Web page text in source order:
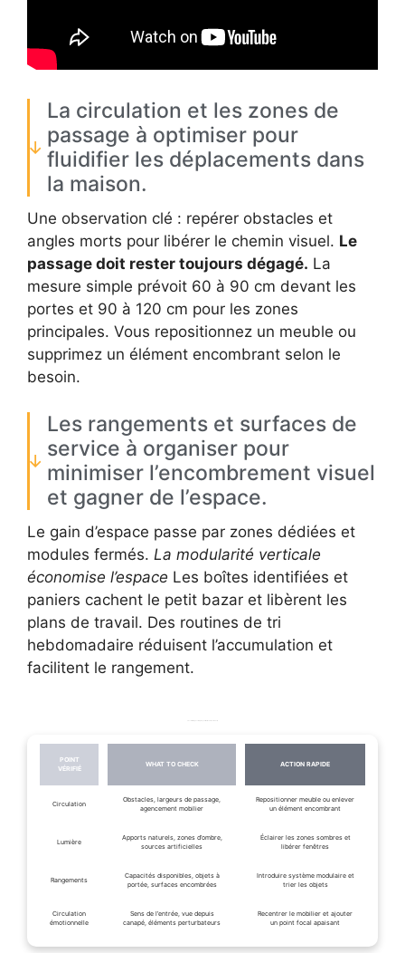
La circulation et les zones de
passage à optimiser pour
fluidifier les déplacements dans
la maison.
Une observation clé : repérer obstacles et
angles morts pour libérer le chemin visuel. Le
passage doit rester toujours dégagé. La
mesure simple prévoit 60 à 90 cm devant les
portes et 90 à 120 cm pour les zones
principales. Vous repositionnez un meuble ou
supprimez un élément encombrant selon le
besoin.
Les rangements et surfaces de
service à organiser pour
minimiser l’encombrement visuel
et gagner de l’espace.
Le gain d’espace passe par zones dédiées et
modules fermés. La modularité verticale
économise l’espace Les boîtes identifiées et
paniers cachent le petit bazar et libèrent les
plans de travail. Des routines de tri
hebdomadaire réduisent l’accumulation et
facilitent le rangement.
POINT
VÉRIFIÉ
WHAT TO CHECK ACTION RAPIDE
Circulation
Obstacles, largeurs de passage,
agencement mobilier
Repositionner meuble ou enlever
un élément encombrant
Lumière
Apports naturels, zones d’ombre,
sources artificielles
Éclairer les zones sombres et
libérer fenêtres
Rangements
Capacités disponibles, objets à
portée, surfaces encombrées
Introduire système modulaire et
trier les objets
Circulation
émotionnelle
Sens de l’entrée, vue depuis
canapé, éléments perturbateurs
Recentrer le mobilier et ajouter
un point focal apaisant